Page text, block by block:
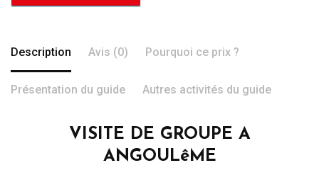
Description Avis (0) Pourquoi ce prix ?
Présentation du guide Autres activités du guide
VISITE DE GROUPE A
ANGOULêME